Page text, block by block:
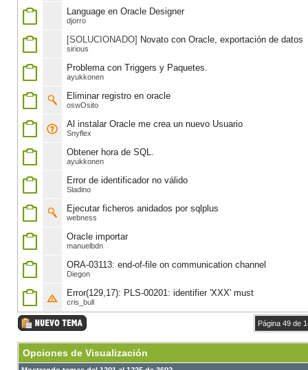
Language en Oracle Designer
djorro
[SOLUCIONADO] Novato con Oracle, exportación de datos
sirious
Problema con Triggers y Paquetes.
ayukkonen
Eliminar registro en oracle
oswOsito
Al instalar Oracle me crea un nuevo Usuario
Snyflex
Obtener hora de SQL.
ayukkonen
Error de identificador no válido
Sladino
Ejecutar ficheros anidados por sqlplus
webness
Oracle importar
manuelbdn
ORA-03113: end-of-file on communication channel
Diegon
Error(129,17): PLS-00201: identifier 'XXX' must
cris_bull
Página 49 de
Opciones de Visualización